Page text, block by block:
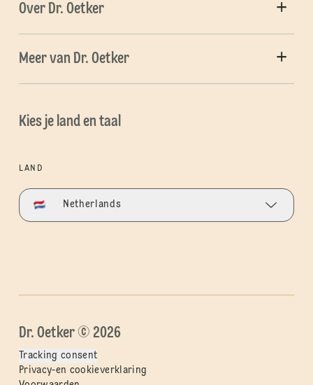
Over Dr. Oetker
Meer van Dr. Oetker
Kies je land en taal
LAND
Netherlands
Dr. Oetker © 2026
Tracking consent
Privacy-en cookieverklaring